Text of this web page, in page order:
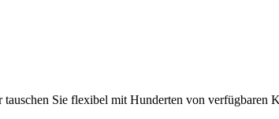
Sie flexibel mit Hunderten von verfügbaren